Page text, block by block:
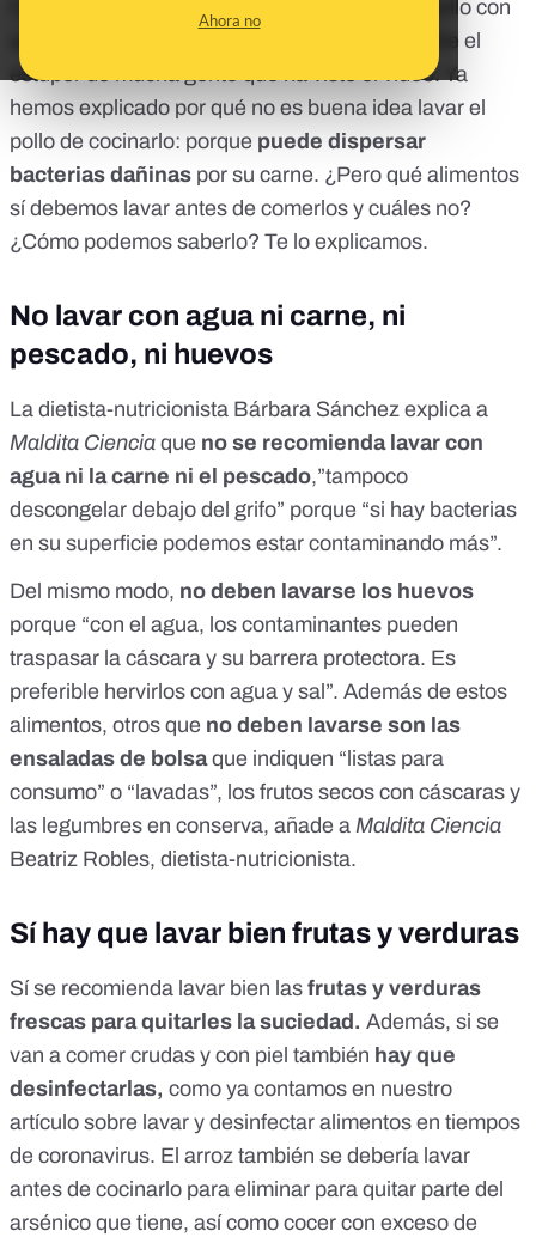
Ahora no
Quizás lo haya visto. Una persona limpia un pollo con
agua, jabón y estropajo antes de cocinarlo, ante el
estupor de mucha gente que ha visto el vídeo.Ya
hemos explicado por qué no es buena idea lavar el
pollo de cocinarlo: porque puede dispersar
bacterias dañinas por su carne. ¿Pero qué alimentos
sí debemos lavar antes de comerlos y cuáles no?
¿Cómo podemos saberlo? Te lo explicamos.
No lavar con agua ni carne, ni
pescado, ni huevos
La dietista-nutricionista Bárbara Sánchez explica a
Maldita Ciencia que no se recomienda lavar con
agua ni la carne ni el pescado,”tampoco
descongelar debajo del grifo” porque “si hay bacterias
en su superficie podemos estar contaminando más”.
Del mismo modo, no deben lavarse los huevos
porque “con el agua, los contaminantes pueden
traspasar la cáscara y su barrera protectora. Es
preferible hervirlos con agua y sal”. Además de estos
alimentos, otros que no deben lavarse son las
ensaladas de bolsaque indiquen “listas para
consumo” o “lavadas”, los frutos secos con cáscaras y
las legumbres en conserva, añade a Maldita Ciencia
Beatriz Robles, dietista-nutricionista.
Sí hay que lavar bien frutas y verduras
Sí se recomienda lavar bien las frutas y verduras
frescas para quitarles la suciedad. Además, si se
van a comer crudas y con piel también hay que
desinfectarlas, como ya contamos en nuestro
artículo sobre lavar y desinfectar alimentos en tiempos
de coronavirus. El arroz también se debería lavar
antes de cocinarlo para eliminar para quitar parte del
arsénico que tiene, así como cocer con exceso de